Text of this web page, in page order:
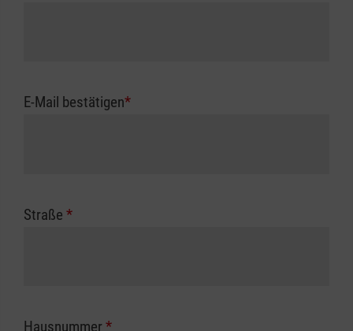
E-Mail bestätigen*
Straße *
Hausnummer *